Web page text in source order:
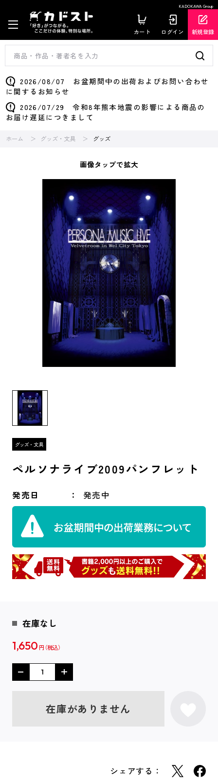
KADOKAWA Group
カート ログイン 新規登録
2026/08/07 お盆期間中の出荷およびお問い合わせ
に関するお知らせ
2026/07/29 令和8年熊本地震の影響による商品の
お届け遅延につきまして
ホーム グッズ・文具 グッズ
画像タップで拡大
ペルソナライブ2009パンフレット
発売日 発売中
在庫なし
1,650 円
在庫がありません
シェアする：